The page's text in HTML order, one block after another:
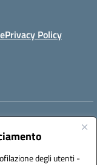
degli utenti -
Privacy Policy
Marini n. 33, Ancona